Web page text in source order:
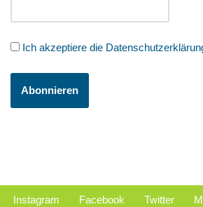
Ich akzeptiere die
Instagram Facebook Twitter